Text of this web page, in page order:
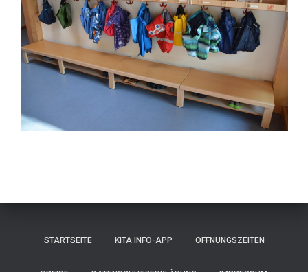
STARTSEITE KITA INFO-APP ÖFFNUNGSZEITEN